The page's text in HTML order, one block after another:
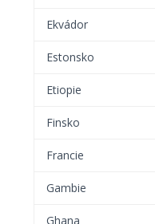
Ekvádor
Estonsko
Etiopie
Finsko
Francie
Gambie
Ghana